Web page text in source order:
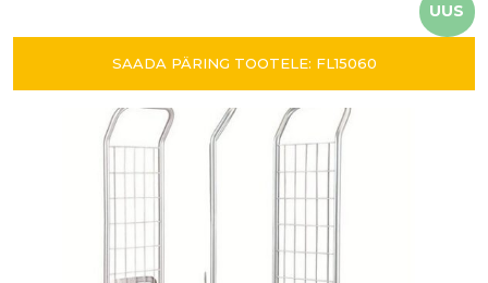
UUS
SAADA PÄRING TOOTELE: FL15060